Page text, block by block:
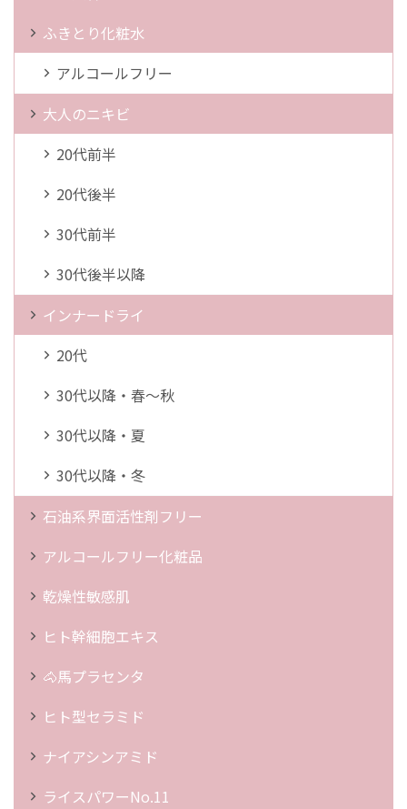
ふきとり化粧水
アルコールフリー
大人のニキビ
20代前半
20代後半
30代前半
30代後半以降
インナードライ
20代
30代以降・春～秋
30代以降・夏
30代以降・冬
石油系界面活性剤フリー
アルコールフリー化粧品
乾燥性敏感肌
ヒト幹細胞エキス
🐴馬プラセンタ
ヒト型セラミド
ナイアシンアミド
ライスパワーNo.11